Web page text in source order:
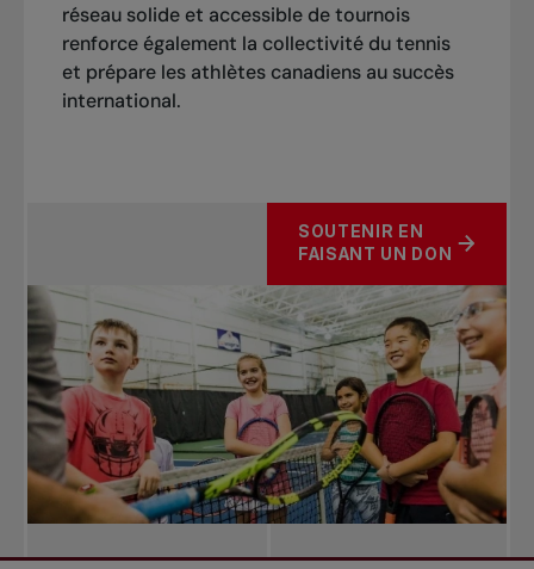
réseau solide et accessible de tournois
renforce également la collectivité du tennis
et prépare les athlètes canadiens au succès
international.
SOUTENIR EN
FAISANT UN DON